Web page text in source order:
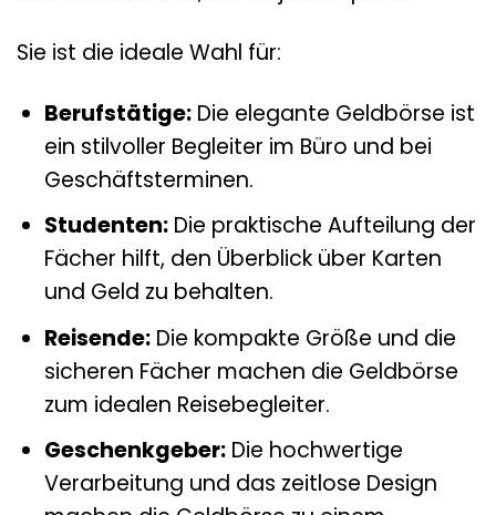
Sie ist die ideale Wahl für:
Berufstätige:Die elegante Geldbörse ist
ein stilvoller Begleiter im Büro und bei
Geschäftsterminen.
Studenten:Die praktische Aufteilung der
Fächer hilft, den Überblick über Karten
und Geld zu behalten.
Reisende:Die kompakte Größe und die
sicheren Fächer machen die Geldbörse
zum idealen Reisebegleiter.
Geschenkgeber:Die hochwertige
Verarbeitung und das zeitlose Design